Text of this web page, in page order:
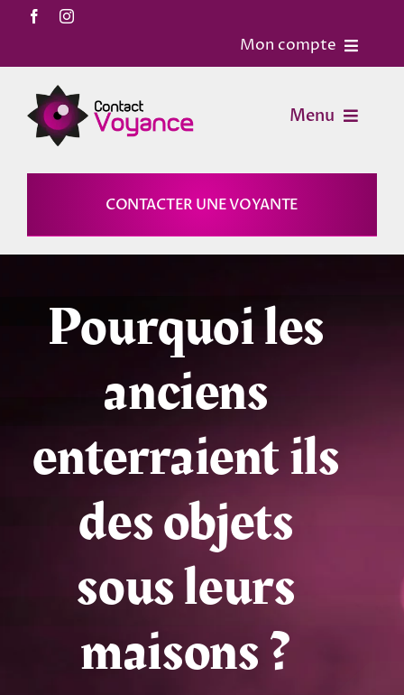
Passer
contenu
Mon compte
Mon Compte
Menu
Voyance
Horoscopes
Magies
Astrologie
Tarots
Tests & jeux
Blog
CONTACTER UNE VOYANTE
Pourquoi les
anciens
enterraient ils
des objets
sous leurs
maisons ?